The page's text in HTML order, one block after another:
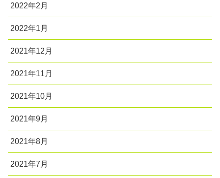
2022年2月
2022年1月
2021年12月
2021年11月
2021年10月
2021年9月
2021年8月
2021年7月